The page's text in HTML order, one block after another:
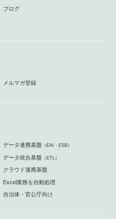
ブログ
メルマガ登録
データ連携基盤 （EAI・ESB）
データ統合基盤 （ETL）
クラウド連携基盤
Excel業務を自動処理
自治体・官公庁向け